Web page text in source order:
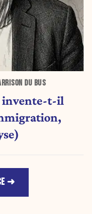
DU BUS
invente-t-il